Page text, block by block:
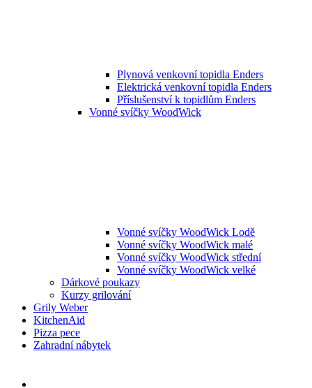
Plynová venkovní topidla Enders
Elektrická venkovní topidla Enders
Příslušenství k topidlům Enders
Vonné svíčky WoodWick
Vonné svíčky WoodWick Lodě
Vonné svíčky WoodWick malé
Vonné svíčky WoodWick střední
Vonné svíčky WoodWick velké
Dárkové poukazy
Kurzy grilování
Grily Weber
KitchenAid
Pizza pece
Zahradní nábytek